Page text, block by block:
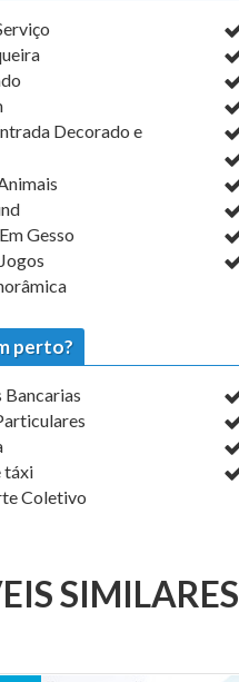
Decorado e
Gesso
perto?
Bancarias
táxi
Coletivo
SIMILARES